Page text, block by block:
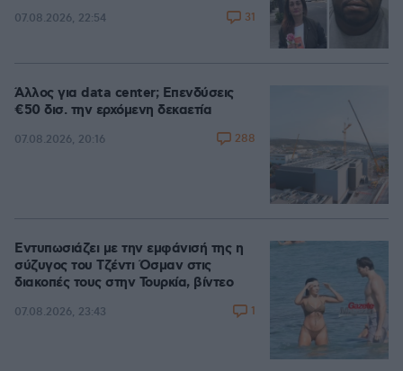
07.08.2026, 22:54 31
Άλλος για data center; Επενδύσεις
€50 δισ. την ερχόμενη δεκαετία
07.08.2026, 20:16 288
Εντυπωσιάζει με την εμφάνισή της η
σύζυγος του Τζέντι Όσμαν στις
διακοπές τους στην Τουρκία, βίντεο
07.08.2026, 23:43 1